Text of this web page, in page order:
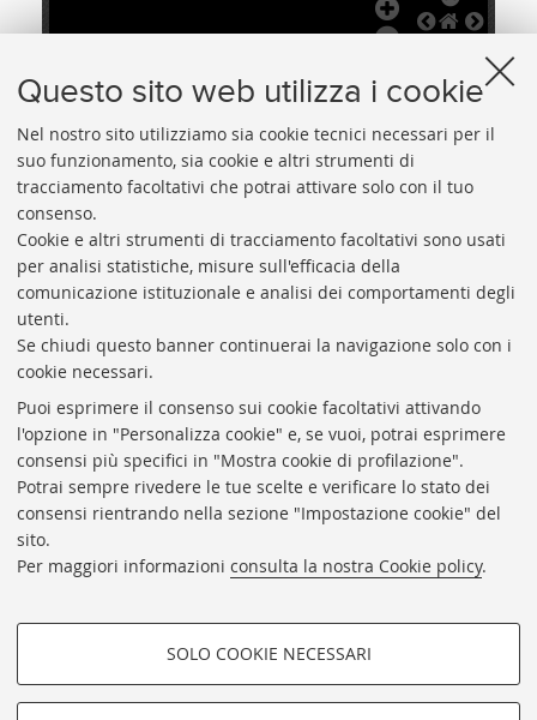
Questo sito web utilizza i cookie
Nel nostro sito utilizziamo sia cookie tecnici necessari per il
suo funzionamento, sia cookie e altri strumenti di
tracciamento facoltativi che potrai attivare solo con il tuo
consenso.
Cookie e altri strumenti di tracciamento facoltativi sono usati
per analisi statistiche, misure sull'efficacia della
comunicazione istituzionale e analisi dei comportamenti degli
utenti.
Se chiudi questo banner continuerai la navigazione solo con i
cookie necessari.
Puoi esprimere il consenso sui cookie facoltativi attivando
l'opzione in "Personalizza cookie" e, se vuoi, potrai esprimere
consensi più specifici in "Mostra cookie di profilazione".
Potrai sempre rivedere le tue scelte e verificare lo stato dei
consensi rientrando nella sezione "Impostazione cookie" del
sito.
Per maggiori informazioni consulta la nostra Cookie policy.
COOKIE DI PROFILAZIONE -
FACOLTATIVI
SOLO COOKIE NECESSARI
Aula interna del Dipartimento Biblioteca “I.B. Supino”
Responsabile scientifico: prof. Roberto Balzani
Coordinatrice gestionale: Maria Pia Torricelli
Archivio storico dell'Università di Bologna
Via Zamboni, 33 - 40126 Bologna (BO)
Dove siamo
Regolamento
Privacy e note legali